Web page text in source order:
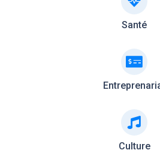
Santé
Culture